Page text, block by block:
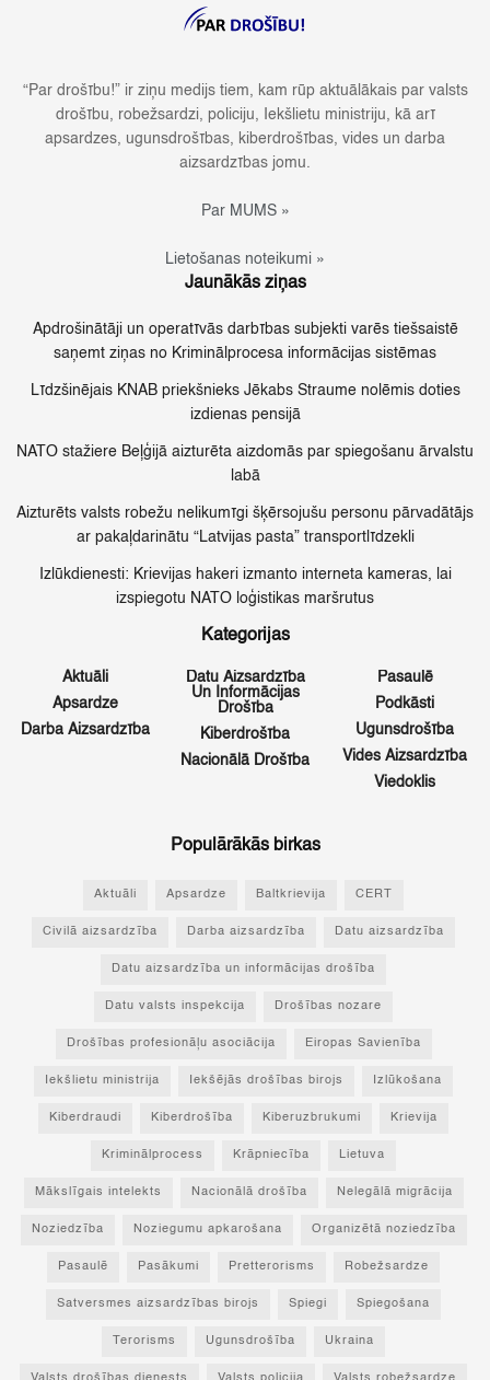
“Par drošību!” ir ziņu medijs tiem, kam rūp aktuālākais par valsts
drošību, robežsardzi, policiju, Iekšlietu ministriju, kā arī
apsardzes, ugunsdrošības, kiberdrošības, vides un darba
aizsardzības jomu.
Par MUMS »
Lietošanas noteikumi »
Jaunākās ziņas
Apdrošinātāji un operatīvās darbības subjekti varēs tiešsaistē
saņemt ziņas no Kriminālprocesa informācijas sistēmas
Līdzšinējais KNAB priekšnieks Jēkabs Straume nolēmis doties
izdienas pensijā
NATO stažiere Beļģijā aizturēta aizdomās par spiegošanu ārvalstu
labā
Aizturēts valsts robežu nelikumīgi šķērsojušu personu pārvadātājs
ar pakaļdarinātu “Latvijas pasta” transportlīdzekli
Izlūkdienesti: Krievijas hakeri izmanto interneta kameras, lai
izspiegotu NATO loģistikas maršrutus
Kategorijas
Aktuāli
Apsardze
Darba Aizsardzība
Datu Aizsardzība
Un Informācijas
Drošība
Kiberdrošība
Nacionālā Drošība
Pasaulē
Podkāsti
Ugunsdrošība
Vides Aizsardzība
Viedoklis
Populārākās birkas
Aktuāli Apsardze Baltkrievija CERT
Civilā aizsardzība Darba aizsardzība Datu aizsardzība
Datu aizsardzība un informācijas drošība
Datu valsts inspekcija Drošības nozare
Drošības profesionāļu asociācija Eiropas Savienība
Iekšlietu ministrija Iekšējās drošības birojs Izlūkošana
Kiberdraudi Kiberdrošība Kiberuzbrukumi Krievija
Kriminālprocess Krāpniecība Lietuva
Mākslīgais intelekts Nacionālā drošība Nelegālā migrācija
Noziedzība Noziegumu apkarošana Organizētā noziedzība
Pasaulē Pasākumi Pretterorisms Robežsardze
Satversmes aizsardzības birojs Spiegi Spiegošana
Terorisms Ugunsdrošība Ukraina